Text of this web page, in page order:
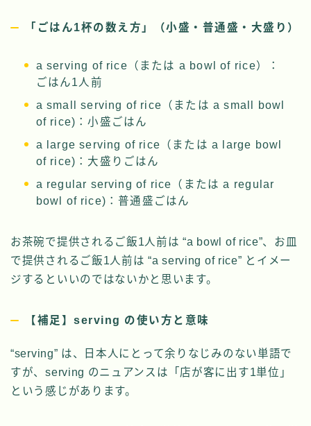
「ごはん1杯の数え方」（小盛・普通盛・大盛り）
a serving of rice（または a bowl of rice）：
ごはん1人前
a small serving of rice（または a small bowl
of rice)：小盛ごはん
a large serving of rice（または a large bowl
of rice)：大盛りごはん
a regular serving of rice（または a regular
bowl of rice)：普通盛ごはん
お茶碗で提供されるご飯1人前は “a bowl of rice”、お皿
で提供されるご飯1人前は “a serving of rice” とイメー
ジするといいのではないかと思います。
【補足】serving の使い方と意味
“serving” は、日本人にとって余りなじみのない単語で
すが、serving のニュアンスは「店が客に出す1単位」
という感じがあります。